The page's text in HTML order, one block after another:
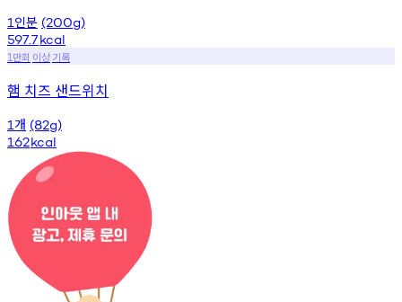
1 인분 (200g)
597.7kcal
1 만회 이상기록
햄 치즈 샌드위치
1 개 (82g)
162kcal